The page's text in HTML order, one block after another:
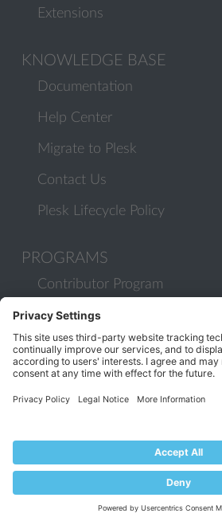
Extensions
KNOWLEDGE BASE
Documentation
Help Center
Migrate to Plesk
Contact Us
Plesk Lifecycle Policy
PROGRAMS
Contributor Program
Partner Program
COMMUNITY
the Plesk logo are trademarks of WebPros